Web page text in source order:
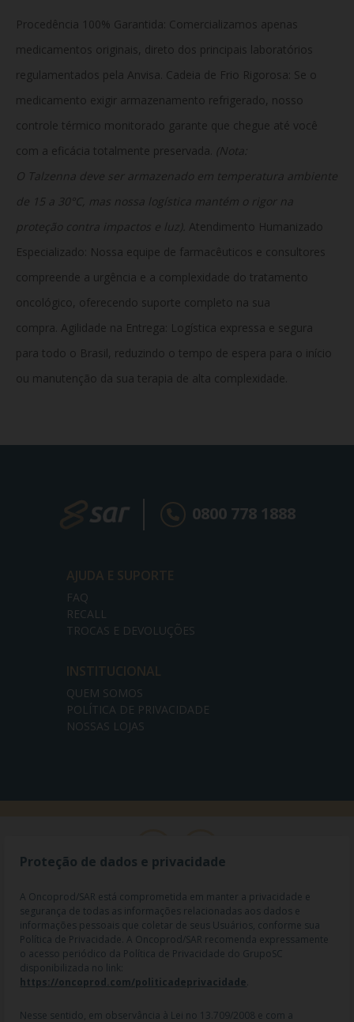
Procedência 100% Garantida: Comercializamos apenas
medicamentos originais, direto dos principais laboratórios
regulamentados pela Anvisa. Cadeia de Frio Rigorosa: Se o
medicamento exigir armazenamento refrigerado, nosso
controle térmico monitorado garante que chegue até você
com a eficácia totalmente preservada.
(Nota:
O Talzenna deve ser armazenado em temperatura ambiente
de 15 a 30°C, mas nossa logística mantém o rigor na
proteção contra impactos e luz). Atendimento Humanizado
Especializado: Nossa equipe de farmacêuticos e consultores
compreende a urgência e a complexidade do tratamento
oncológico, oferecendo suporte completo na sua
compra. Agilidade na Entrega: Logística expressa e segura
para todo o Brasil, reduzindo o tempo de espera para o início
ou manutenção da sua terapia de alta complexidade.
0800 778 1888
AJUDA E SUPORTE
FAQ
RECALL
TROCAS E DEVOLUÇÕES
INSTITUCIONAL
QUEM SOMOS
POLÍTICA DE PRIVACIDADE
NOSSAS LOJAS
RAZÃO SOCIAL: ONCO PROD DIST. DE PROD. HOSP. E ONCOL. LTDA |
04.307.650/0019-64 | IE: 119.242.793.110 | Endereço R: Olimpíadas, nº
Proteção de dados e privacidade
A Oncoprod/SAR está comprometida em manter a privacidade e
segurança de todas as informações relacionadas aos dados e
informações pessoais que coletar de seus Usuários, conforme sua
Política de Privacidade. A Oncoprod/SAR recomenda expressamente
o acesso periódico da Política de Privacidade do GrupoSC
disponibilizada no link:
https://oncoprod.com/politicadeprivacidade
Nesse sentido, em observância à Lei no 13.709/2008 e com a